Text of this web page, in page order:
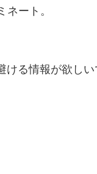
ート。
る情報が欲しい